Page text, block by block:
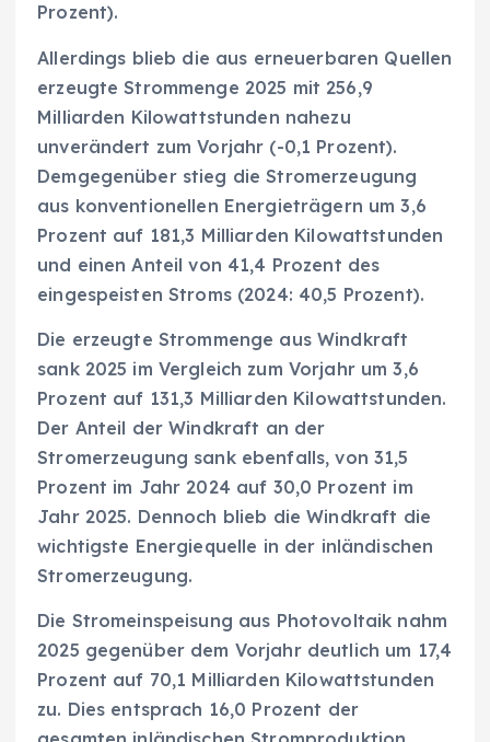
Prozent).
Allerdings blieb die aus erneuerbaren Quellen
erzeugte Strommenge 2025 mit 256,9
Milliarden Kilowattstunden nahezu
unverändert zum Vorjahr (-0,1 Prozent).
Demgegenüber stieg die Stromerzeugung
aus konventionellen Energieträgern um 3,6
Prozent auf 181,3 Milliarden Kilowattstunden
und einen Anteil von 41,4 Prozent des
eingespeisten Stroms (2024: 40,5 Prozent).
Die erzeugte Strommenge aus Windkraft
sank 2025 im Vergleich zum Vorjahr um 3,6
Prozent auf 131,3 Milliarden Kilowattstunden.
Der Anteil der Windkraft an der
Stromerzeugung sank ebenfalls, von 31,5
Prozent im Jahr 2024 auf 30,0 Prozent im
Jahr 2025. Dennoch blieb die Windkraft die
wichtigste Energiequelle in der inländischen
Stromerzeugung.
Die Stromeinspeisung aus Photovoltaik nahm
2025 gegenüber dem Vorjahr deutlich um 17,4
Prozent auf 70,1 Milliarden Kilowattstunden
zu. Dies entsprach 16,0 Prozent der